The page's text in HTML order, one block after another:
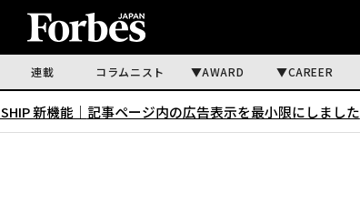
連載 コラムニスト AWARD CAREER
新機能｜ 記事ページ内の広告表示を最小限にしました